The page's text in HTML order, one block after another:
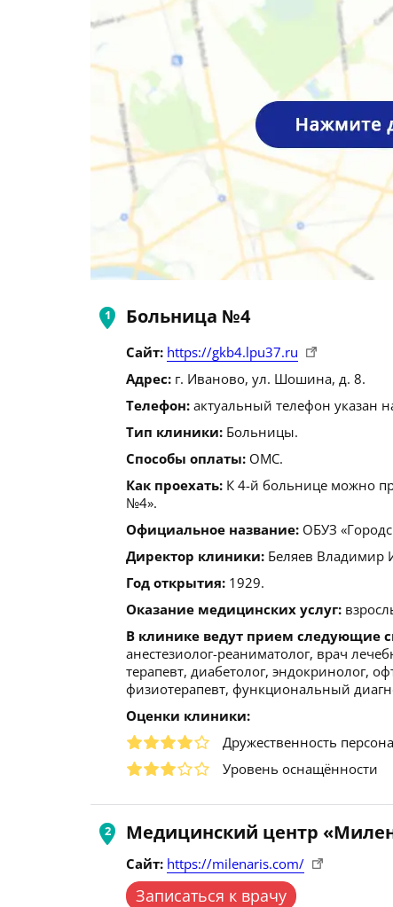
Больница №4
Сайт: https://gkb4.lpu37.ru
Адрес: г. Иваново, ул. Шошина, д. 8.
Телефон: актуальный телефон указан
Тип клиники: Больницы.
Способы оплаты: ОМС.
Как проехать: К 4-й больнице можно
№4».
Официальное название: ОБУЗ
Директор клиники: Беляев Владимир
Год открытия: 1929.
Оказание медицинских услуг:
В клинике ведут прием следующие
анестезиолог-реаниматолог, врач
терапевт, диабетолог, эндокринолог,
физиотерапевт, функциональный
Оценки клиники:
Дружественность
Уровень оснащённости
Медицинский центр
Сайт: https://milenaris.com/
Записаться к врачу